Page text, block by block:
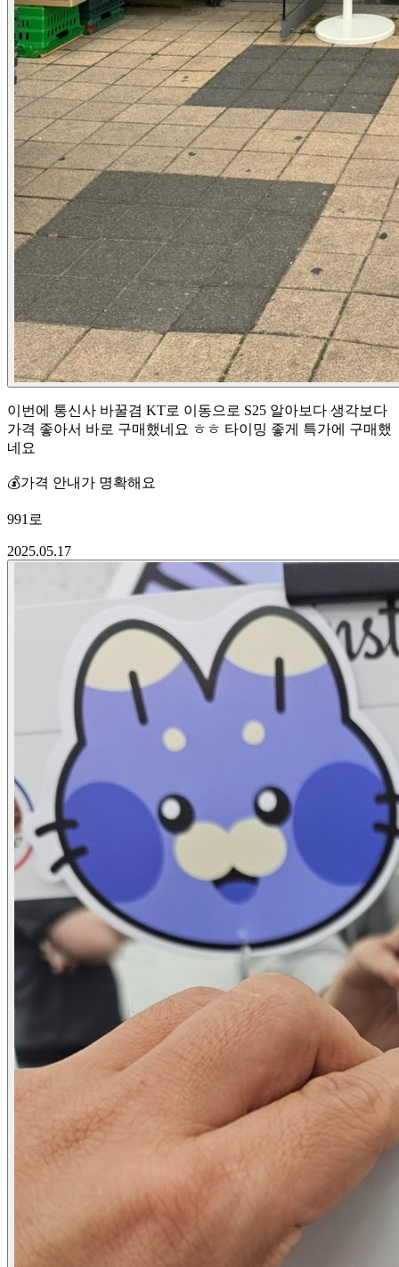
이번에 통신사 바꿀겸 KT로 이동으로 S25 알아보다 생각보다
가격 좋아서 바로 구매했네요 ㅎㅎ 타이밍 좋게 특가에 구매했
네요
💰가격 안내가 명확해요
991로
2025.05.17